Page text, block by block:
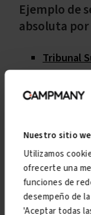
Nuestro sitio
Utilizamos
ofrecerte una
funciones de
desempeño de
'Aceptar todas
Ejemplo de
absoluta
Tribunal
(Social),
CENDOJ)
Gran
Es muy difícil